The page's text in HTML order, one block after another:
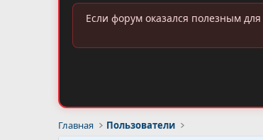
Если форум оказался полезным
Главная Пользователи